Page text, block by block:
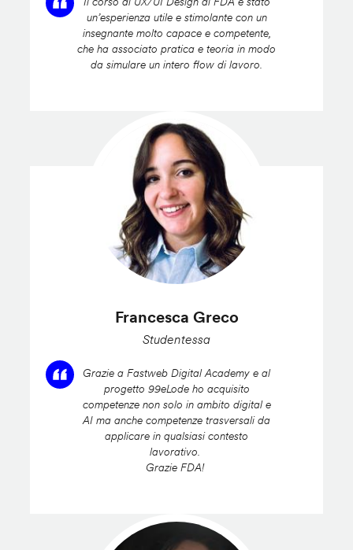
un’esperienza utile e stimolante con un
insegnante molto capace e competente,
che ha associato pratica e teoria in modo
da simulare un intero flow di lavoro.
Francesca Greco
Studentessa
Grazie a Fastweb Digital Academy e al
progetto 99eLode ho acquisito
competenze non solo in ambito digital e
AI ma anche competenze trasversali da
applicare in qualsiasi contesto
lavorativo.
Grazie FDA!